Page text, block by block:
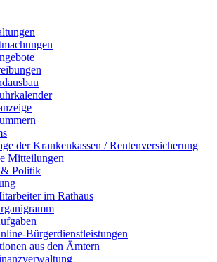
der Krankenkassen / Rentenversicherung
Mitteilungen
& Politik
im Rathaus
Bürgerdienstleistungen
aus den Ämtern